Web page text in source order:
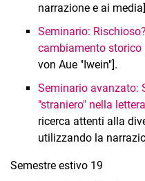
narrazione e ai
Seminario:
cambiamento storico
von Aue "Iwein"].
Seminario avanzato:
"straniero" nella
ricerca attenti alla
utilizzando la
Semestre estivo 19